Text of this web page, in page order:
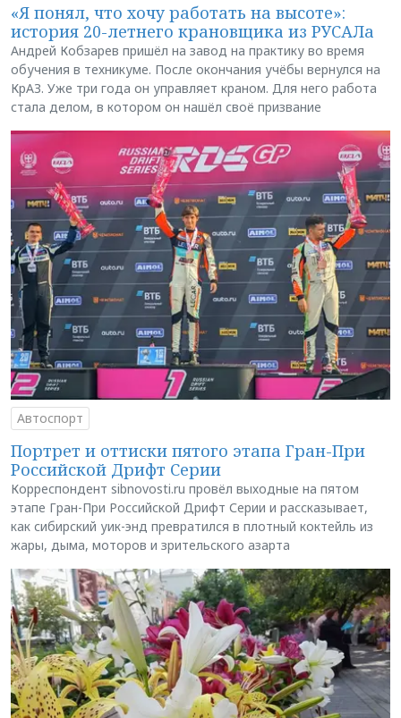
«Я понял, что хочу работать на высоте»:
история 20-летнего крановщика из РУСАЛа
Андрей Кобзарев пришёл на завод на практику во время
обучения в техникуме. После окончания учёбы вернулся на
КрАЗ. Уже три года он управляет краном. Для него работа
стала делом, в котором он нашёл своё призвание
Автоспорт
Портрет и оттиски пятого этапа Гран-При
Российской Дрифт Серии
Корреспондент sibnovosti.ru провёл выходные на пятом
этапе Гран-При Российской Дрифт Серии и рассказывает,
как сибирский уик-энд превратился в плотный коктейль из
жары, дыма, моторов и зрительского азарта